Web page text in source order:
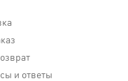
и ответы